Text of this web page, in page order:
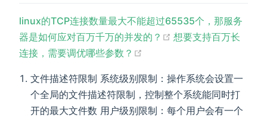
linux的TCP连接数量最大不能超过65535个，那服务
器是如何应对百万千万的并发的？
(opens new
想要支持百万长
连接，需要调优哪些参数？
文件描述符限制 系统级别限制：操作系统会设置一
个全局的文件描述符限制，控制整个系统能同时打
开的最大文件数 用户级别限制：每个用户会有一个